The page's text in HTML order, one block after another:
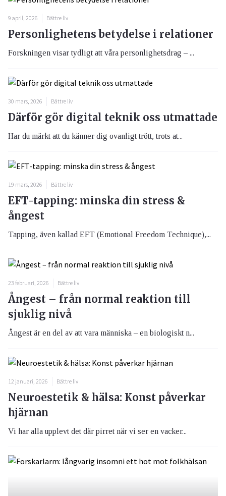
9 april, 2026 Bättre liv
Personlighetens betydelse i relationer
Forskningen visar tydligt att våra personlighetsdrag – ...
30 mars, 2026 Bättre liv
Därför gör digital teknik oss utmattade
Har du märkt att du känner dig ovanligt trött, trots at...
19 mars, 2026 Bättre liv
EFT-tapping: minska din stress &
ångest
Tapping, även kallad EFT (Emotional Freedom Technique),...
23 februari, 2026 Bättre liv
Ångest – från normal reaktion till
sjuklig nivå
Ångest är en del av att vara människa – en biologiskt n...
12 januari, 2026 Bättre liv
Neuroestetik & hälsa: Konst påverkar
hjärnan
Vi har alla upplevt det där pirret när vi ser en vacker...